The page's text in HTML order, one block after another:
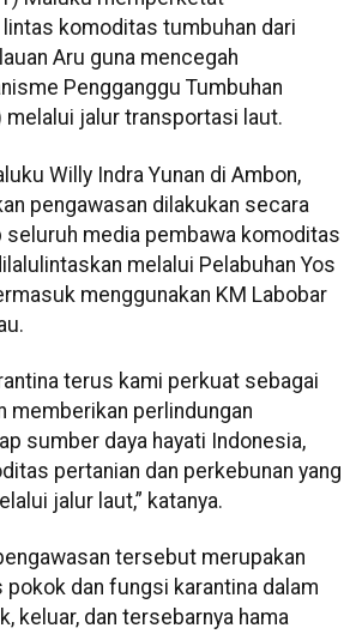
komoditas tumbuhan dari
Aru guna mencegah
Pengganggu Tumbuhan
melalui jalur transportasi laut.
Willy Indra Yunan di Ambon,
pengawasan dilakukan secara
media pembawa komoditas
melalui Pelabuhan Yos
menggunakan KM Labobar
terus kami perkuat sebagai
memberikan perlindungan
sumber daya hayati Indonesia,
pertanian dan perkebunan yang
jalur laut,” katanya.
tersebut merupakan
pokok dan fungsi karantina dalam
keluar, dan tersebarnya hama